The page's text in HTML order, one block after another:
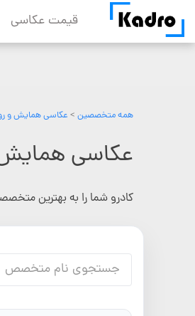
content
قیمت عکاسی
همه متخصصین > عکاسی همایش و
عکاسی همایش
کادرو شما را به بهترین